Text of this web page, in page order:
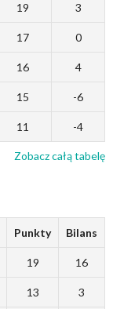
19 3
17 0
16 4
15 -6
11 -4
Zobacz całą tabelę
Punkty Bilans
19 16
13 3